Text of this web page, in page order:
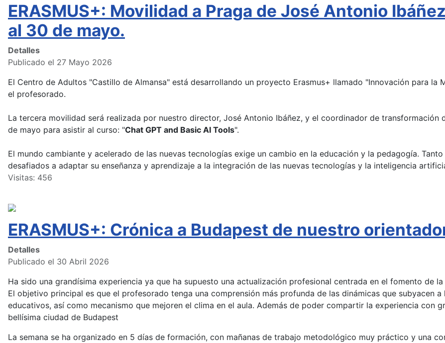
ERASMUS+: Movilidad a Praga de José Antonio
al 30 de mayo.
Detalles
Publicado el 27 Mayo 2026
El Centro de Adultos "Castillo de Almansa" está desarrollando un proyecto Erasmus+ llamado "Innovación para
el profesorado.
La tercera movilidad será realizada por nuestro director, José Antonio Ibáñez, y el coordinador de
de mayo para asistir al curso: "Chat GPT and Basic AI Tools".
El mundo cambiante y acelerado de las nuevas tecnologías exige un cambio en la educación y la pedagogía.
desafiados a adaptar su enseñanza y aprendizaje a la integración de las nuevas tecnologías y la inteligencia
Visitas: 456
ERASMUS+: Crónica a Budapest de nuestro
Detalles
Publicado el 30 Abril 2026
Ha sido una grandísima experiencia ya que ha supuesto una actualización profesional centrada en el fomento de
El objetivo principal es que el profesorado tenga una comprensión más profunda de las dinámicas que subyacen
educativos, así como mecanismo que mejoren el clima en el aula. Además de poder compartir la experiencia con
bellísima ciudad de Budapest
La semana se ha organizado en 5 días de formación, con mañanas de trabajo metodológico muy práctico y una